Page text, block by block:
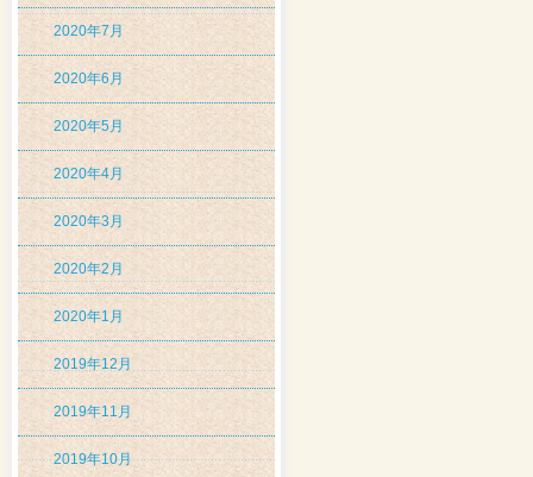
2020年7月
2020年6月
2020年5月
2020年4月
2020年3月
2020年2月
2020年1月
2019年12月
2019年11月
2019年10月